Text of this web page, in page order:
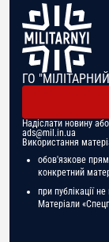
ГО
Надіслати новину
ads@mil.in.ua
Використання
обов'язкове
конкретний
при публікації
Матеріали